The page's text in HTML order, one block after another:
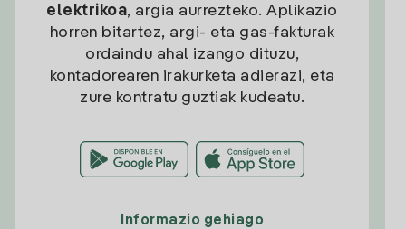
elektrikoa, argia aurrezteko. Aplikazio
horren bitartez, argi- eta gas-fakturak
ordaindu ahal izango dituzu,
kontadorearen irakurketa adierazi, eta
zure kontratu guztiak kudeatu.
Informazio gehiago